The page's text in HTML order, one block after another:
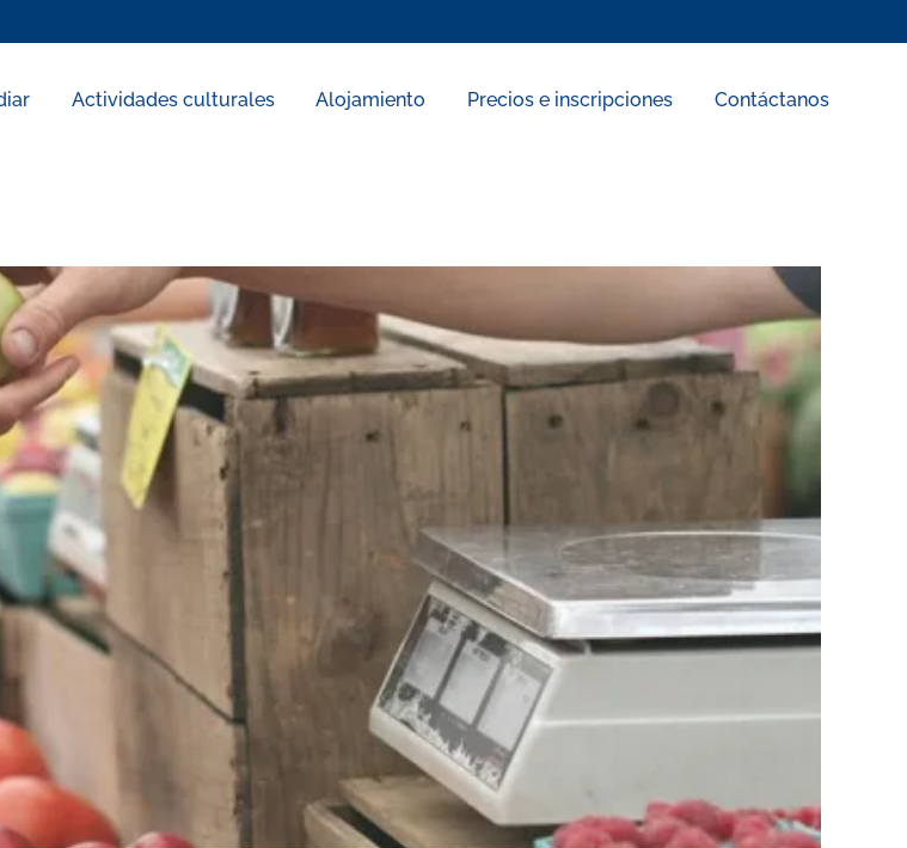
Actividades culturales Alojamiento Precios e inscripciones Contáctanos